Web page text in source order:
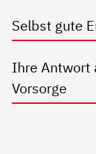
Selbst gute
Ihre Antwort
Vorsorge